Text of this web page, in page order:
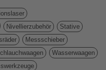
Nivellierzubehör
Stative
Messschieber
Wasserwaagen